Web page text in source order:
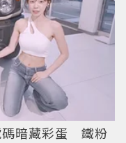
碼暗藏彩蛋 鐵粉